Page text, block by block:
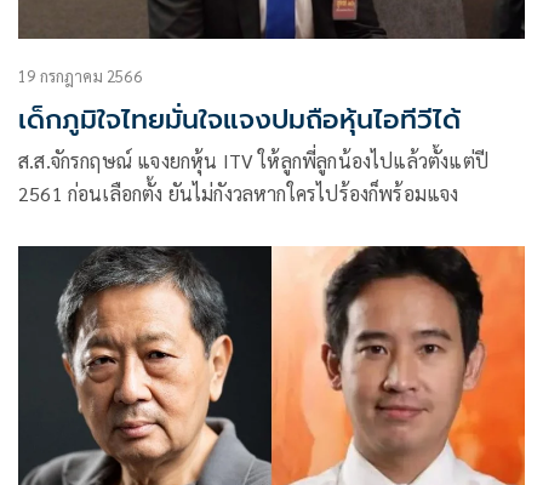
19 กรกฎาคม 2566
เด็กภูมิใจไทยมั่นใจแจงปมถือหุ้นไอทีวีได้
ส.ส.จักรกฤษณ์ แจงยกหุ้น ITV ให้ลูกพี่ลูกน้องไปแล้วตั้งแต่ปี
2561 ก่อนเลือกตั้ง ยันไม่กังวลหากใครไปร้องก็พร้อมแจง